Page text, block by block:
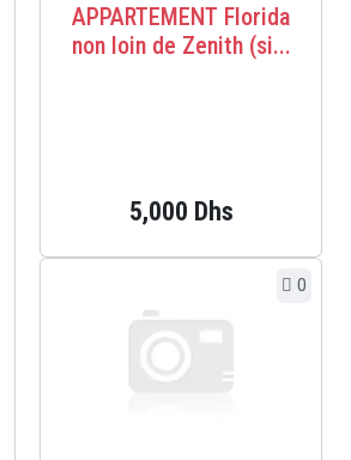
APPARTEMENT Florida
non loin de Zenith (si...
5,000 Dhs
0